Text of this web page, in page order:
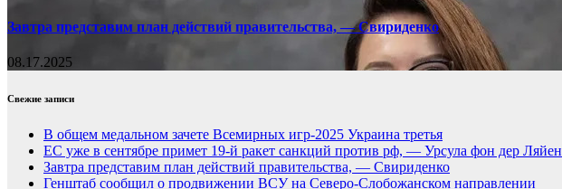
Завтра представим план действий правительства, — Свириденко
08.17.2025
Свежие записи
В общем медальном зачете Всемирных игр-2025 Украина третья
ЕС уже в сентябре примет 19-й ракет санкций против рф, — Урсула фон дер Ляйен
Завтра представим план действий правительства, — Свириденко
Генштаб сообщил о продвижении ВСУ на Северо-Слобожанском направлении